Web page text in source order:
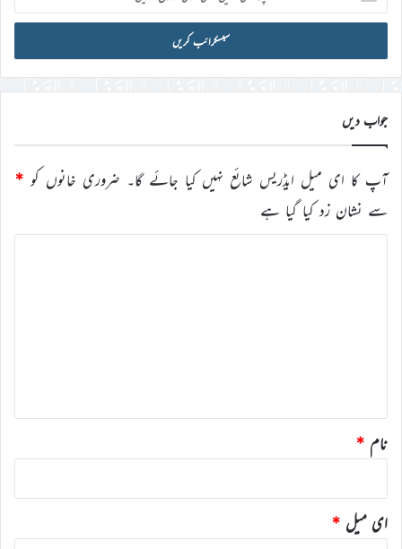
میل
ڈی
درج
کریں
جواب دیں
آپ کا ای میل ایڈریس شائع نہیں کیا جائے گا۔ ضروری خانوں کو *
سے نشان زد کیا گیا ہے
نام *
ای میل *